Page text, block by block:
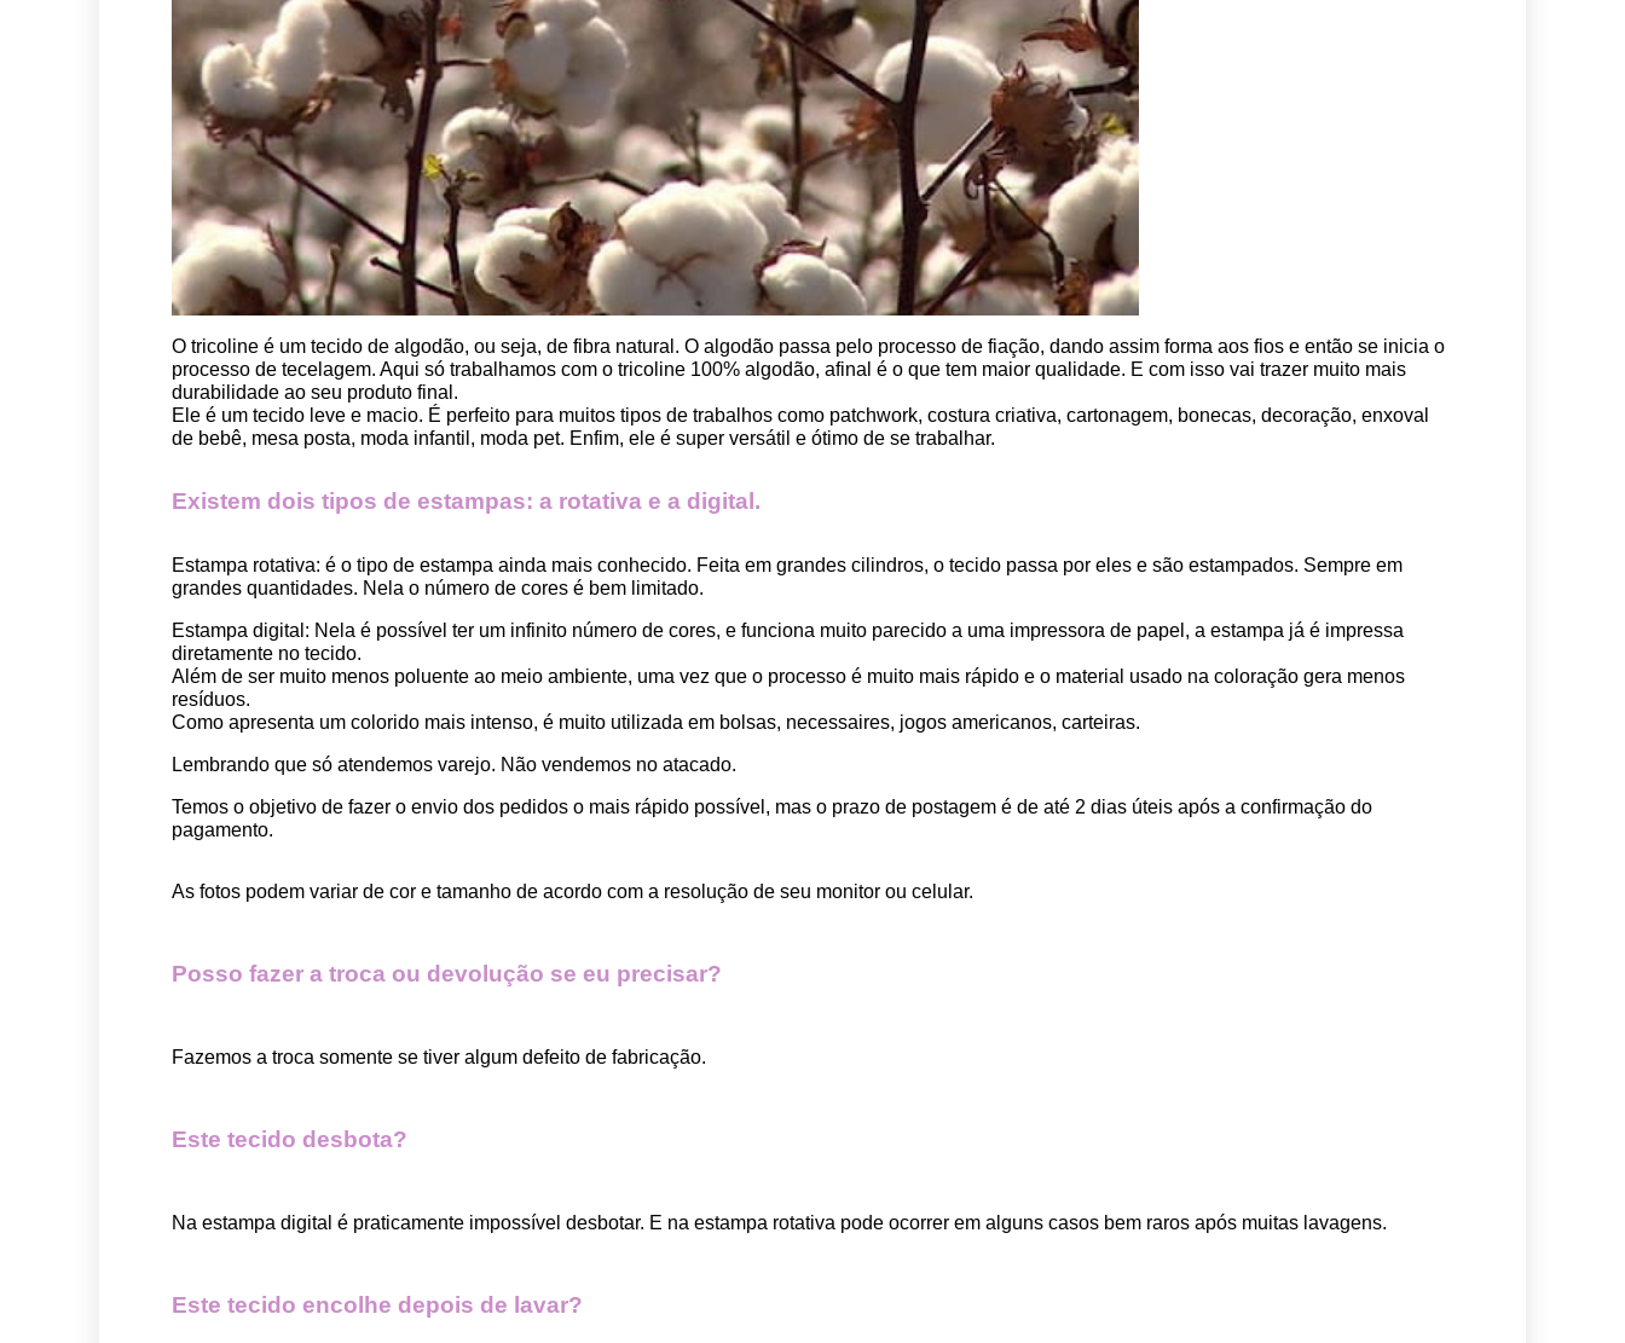
O tricoline é um tecido de algodão, ou seja, de fibra natural. O algodão passa pelo processo de fiação, dando assim forma aos fios e então se inicia o
processo de tecelagem. Aqui só trabalhamos com o tricoline 100% algodão, afinal é o que tem maior qualidade. E com isso vai trazer muito mais
durabilidade ao seu produto final.
Ele é um tecido leve e macio. É perfeito para muitos tipos de trabalhos como patchwork, costura criativa, cartonagem, bonecas, decoração, enxoval
de bebê, mesa posta, moda infantil, moda pet. Enfim, ele é super versátil e ótimo de se trabalhar.
Existem dois tipos de estampas: a rotativa e a digital.
Estampa rotativa: é o tipo de estampa ainda mais conhecido. Feita em grandes cilindros, o tecido passa por eles e são estampados. Sempre em
grandes quantidades. Nela o número de cores é bem limitado.
Estampa digital : Nela é possível ter um infinito número de cores, e funciona muito parecido a uma impressora de papel, a estampa já é impressa
diretamente no tecido.
Além de ser muito menos poluente ao meio ambiente, uma vez que o processo é muito mais rápido e o material usado na coloração gera menos
resíduos.
Como apresenta um colorido mais intenso, é muito utilizada em bolsas, necessaires, jogos americanos, carteiras.
Lembrando que só atendemos varejo. Não vendemos no atacado.
Temos o objetivo de fazer o envio dos pedidos o mais rápido possível, mas o prazo de postagem é de até 2 dias úteis após a confirmação do
pagamento.
As fotos podem variar de cor e tamanho de acordo com a resolução de seu monitor ou celular.
Posso fazer a troca ou devolução se eu precisar?
Fazemos a troca somente se tiver algum defeito de fabricação.
Este tecido desbota?
Na estampa digital é praticamente impossível desbotar. E na estampa rotativa pode ocorrer em alguns casos bem raros após muitas lavagens.
Este tecido encolhe depois de lavar?